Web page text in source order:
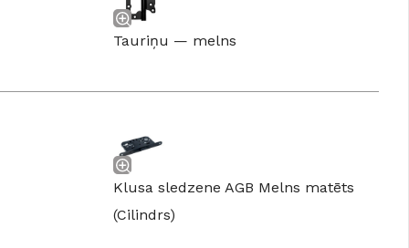
Tauriņu — melns
Klusa sledzene AGB Melns matēts
(Cilindrs)